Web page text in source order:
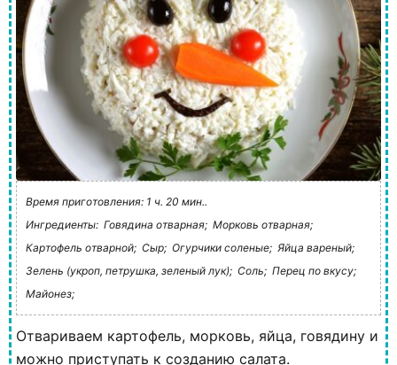
Время приготовления: 1 ч. 20 мин..
Ингредиенты: Говядина отварная; Морковь отварная;
Картофель отварной; Сыр; Огурчики соленые; Яйца вареный;
Зелень (укроп, петрушка, зеленый лук); Соль; Перец по вкусу;
Майонез;
Отвариваем картофель, морковь, яйца, говядину и
можно приступать к созданию салата.